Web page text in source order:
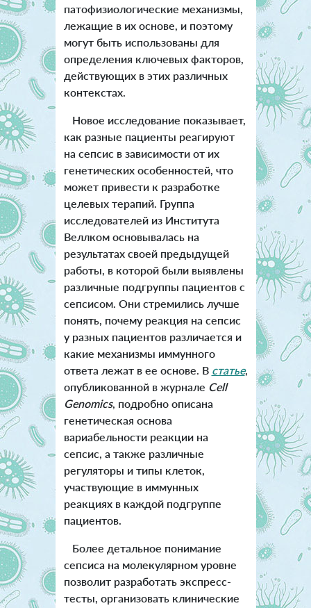
патофизиологические механизмы,
лежащие в их основе, и поэтому
могут быть использованы для
определения ключевых факторов,
действующих в этих различных
контекстах.
Новое исследование показывает,
как разные пациенты реагируют
на сепсис в зависимости от их
генетических особенностей, что
может привести к разработке
целевых терапий. Группа
исследователей из Института
Веллком основывалась на
результатах своей предыдущей
работы, в которой были выявлены
различные подгруппы пациентов с
сепсисом. Они стремились лучше
понять, почему реакция на сепсис
у разных пациентов различается и
какие механизмы иммунного
ответа лежат в ее основе. В статье,
опубликованной в журнале Cell
Genomics, подробно описана
генетическая основа
вариабельности реакции на
сепсис, а также различные
регуляторы и типы клеток,
участвующие в иммунных
реакциях в каждой подгруппе
пациентов.
Более детальное понимание
сепсиса на молекулярном уровне
позволит разработать экспресс-
тесты, организовать клинические